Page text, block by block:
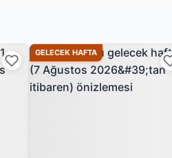
GELECEK HAFTA